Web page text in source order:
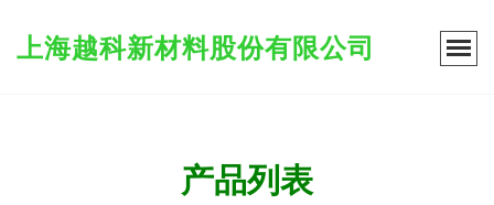
上海越科新材料股份有限公司
产品列表